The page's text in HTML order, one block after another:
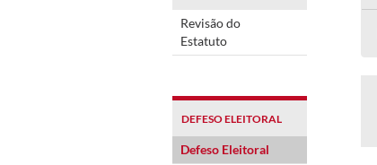
Revisão do
Estatuto
DEFESO ELEITORAL
Defeso Eleitoral